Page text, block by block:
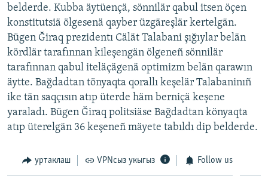
ДИНИ ТОРМЫШ
ПӘРӘВЕЗ
ФӘН-ФӘСМӘТӘН
КИНОХАНӘ
ӘЙДӘ ONLINE
IDEL.РЕАЛИИ
БЕЗГӘ КУШЫЛЫГЫЗ!
БАШКА ТЕЛЛӘРДӘ
belderde. Kubba äytüençä, sönnilär qabul itsen öçen
konstitutsiä ölgesenä qayber üzgäreşlär kertelgän.
Bügen Ğiraq prezidentı Cälät Talabani şığıylar belän
kördlär tarafınnan kileşengän ölgeneñ sönnilär
tarafınnan qabul iteläçägenä optimizm belän qarawın
äytte. Bağdadtan tönyaqta qorallı keşelär Talabaninıñ
ike tän saqçısın atıp üterde häm berniçä keşene
yaraladı. Bügen Ğiraq politsiäse Bağdadtan könyaqta
atıp üterelgän 36 keşeneñ mäyete tabıldı dip belderde.
уртаклаш VPNсыз укыгыз Follow us